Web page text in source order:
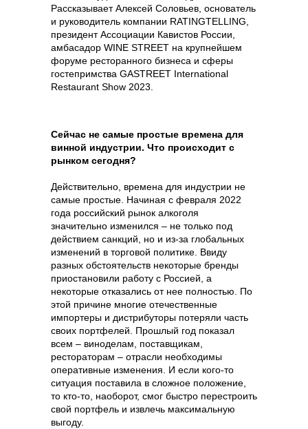
Сейчас не самые простые времена для
винной индустрии. Что происходит с
рынком сегодня?
Действительно, времена для индустрии не
самые простые. Начиная с февраля 2022
года российский рынок алкоголя
значительно изменился – не только под
действием санкций, но и из-за глобальных
изменений в торговой политике. Ввиду
разных обстоятельств некоторые бренды
приостановили работу с Россией, а
некоторые отказались от нее полностью. По
этой причине многие отечественные
импортеры и дистрибуторы потеряли часть
своих портфелей. Прошлый год показал
всем – виноделам, поставщикам,
рестораторам – отрасли необходимы
оперативные изменения. И если кого-то
ситуация поставила в сложное положение,
то кто-то, наоборот, смог быстро перестроить
свой портфель и извлечь максимальную
выгоду.
Рассказывает Алексей Соловьев, основатель
и руководитель компании RATINGTELLING,
президент Ассоциации Кавистов России,
амбасадор WINE STREET на крупнейшем
форуме ресторанного бизнеса и сферы
гостепримства GASTREET International
Restaurant Show 2023.
ЗАКРЫТЫЙ ЧАТ
GASTREET NIGHT SHOW
ПРОЖИВАНИЕ В ОТЕЛЕ 5*
VIP-ЛИНИЯ ПОДДЕРЖКИ
ИНДИВИДУАЛЬНЫЙ ТРАНСФЕР
ЗАКРЫТЫЙ ЧАТ
GASTREET NIGHT SHOW
ПРОЖИВАНИЕ В ОТЕЛЕ 5*
VIP-ЛИНИЯ ПОДДЕРЖКИ
ИНДИВИДУАЛЬНЫЙ ТРАНСФЕР
ЗАКРЫТЫЙ ЧАТ
GASTREET NIGHT SHOW
ПРОЖИВАНИЕ В ОТЕЛЕ 5*
VIP-ЛИНИЯ ПОДДЕРЖКИ
ИНДИВИДУАЛЬНЫЙ ТРАНСФЕР
ЗАКРЫТЫЙ ЧАТ
GASTREET NIGHT SHOW
ПРОЖИВАНИЕ В ОТЕЛЕ 5*
VIP-ЛИНИЯ ПОДДЕРЖКИ
ИНДИВИДУАЛЬНЫЙ ТРАНСФЕР